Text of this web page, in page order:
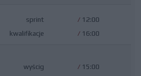
sprint
kwalifikacje
/ 12:00
/ 16:00
wyścig / 15:00